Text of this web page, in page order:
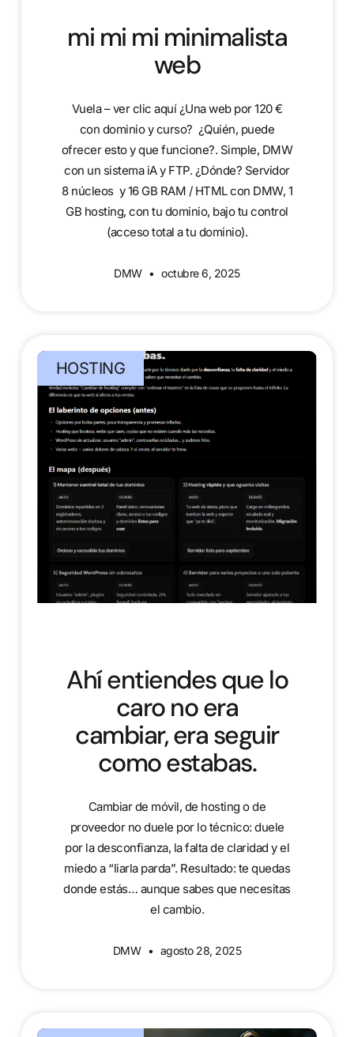
mi mi mi minimalista
web
Vuela – ver clic aquí ¿Una web por 120 €
con dominio y curso? ¿Quién, puede
ofrecer esto y que funcione?. Simple, DMW
con un sistema iA y FTP. ¿Dónde? Servidor
8 núcleos y 16 GB RAM / HTML con DMW, 1
GB hosting, con tu dominio, bajo tu control
(acceso total a tu dominio).
DMW octubre 6, 2025
HOSTING
Ahí entiendes que lo
caro no era
cambiar, era seguir
como estabas.
Cambiar de móvil, de hosting o de
proveedor no duele por lo técnico: duele
por la desconfianza, la falta de claridad y el
miedo a “liarla parda”. Resultado: te quedas
donde estás… aunque sabes que necesitas
el cambio.
DMW agosto 28, 2025